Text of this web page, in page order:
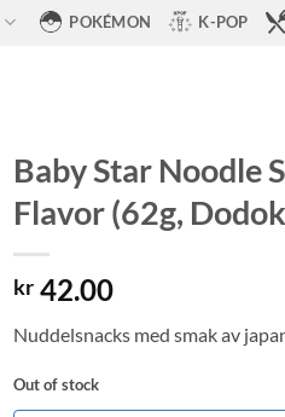
POKÉMON K-POP
Baby Star Noodle
Flavor (62g,
kr42.00
Nuddelsnacks med smak av
Out of stock